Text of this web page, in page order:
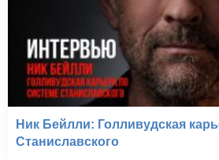
Ник Бейлли: Голливудская
Станиславского